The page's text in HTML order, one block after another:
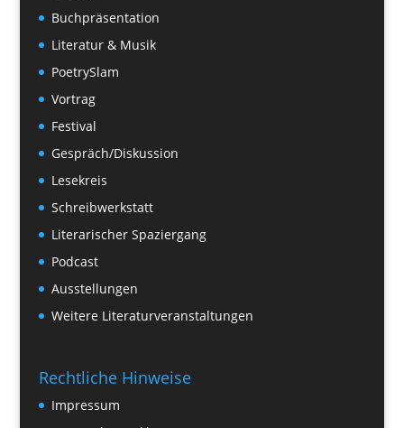
Buchpräsentation
Literatur & Musik
PoetrySlam
Vortrag
Festival
Gespräch/Diskussion
Lesekreis
Schreibwerkstatt
Literarischer Spaziergang
Podcast
Ausstellungen
Weitere Literaturveranstaltungen
Rechtliche Hinweise
Impressum